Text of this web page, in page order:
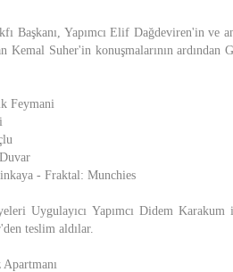
Başkanı, Yapımcı Elif Dağdeviren'in
Kemal Suher'in konuşmalarının ardından
Feymani
- Fraktal: Munchies
Uygulayıcı Yapımcı Didem
teslim aldılar.
Apartmanı